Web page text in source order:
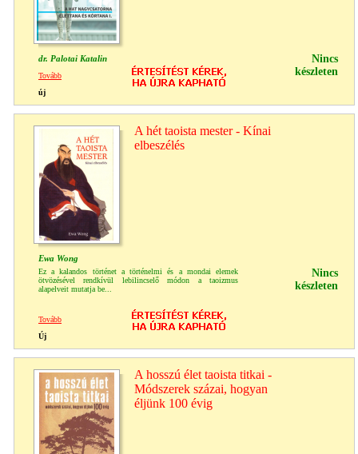
dr. Palotai Katalin
Nincs
készleten
Tovább
új
A hét taoista mester - Kínai
elbeszélés
Ewa Wong
Ez a kalandos történet a történelmi és a mondai elemek
ötvözésével rendkívül lebilincselő módon a taoizmus
alapelveit mutatja be...
Nincs
készleten
Tovább
Új
A hosszú élet taoista titkai -
Módszerek százai, hogyan
éljünk 100 évig